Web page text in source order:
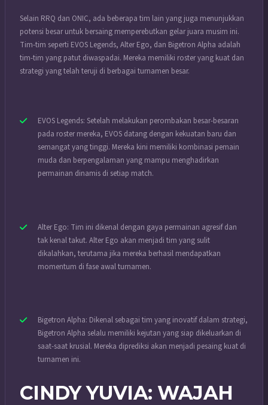
Selain RRQ dan ONIC, ada beberapa tim lain yang juga menunjukkan
potensi besar untuk bersaing memperebutkan gelar juara musim ini.
Tim-tim seperti EVOS Legends, Alter Ego, dan Bigetron Alpha adalah
tim-tim yang patut diwaspadai. Mereka memiliki roster yang kuat dan
strategi yang telah teruji di berbagai turnamen besar.
EVOS Legends: Setelah melakukan perombakan besar-besaran
pada roster mereka, EVOS datang dengan kekuatan baru dan
semangat yang tinggi. Mereka kini memiliki kombinasi pemain
muda dan berpengalaman yang mampu menghadirkan
permainan dinamis di setiap match.
Alter Ego: Tim ini dikenal dengan gaya permainan agresif dan
tak kenal takut. Alter Ego akan menjadi tim yang sulit
dikalahkan, terutama jika mereka berhasil mendapatkan
momentum di fase awal turnamen.
Bigetron Alpha: Dikenal sebagai tim yang inovatif dalam strategi,
Bigetron Alpha selalu memiliki kejutan yang siap dikeluarkan di
saat-saat krusial. Mereka diprediksi akan menjadi pesaing kuat di
turnamen ini.
CINDY YUVIA: WAJAH